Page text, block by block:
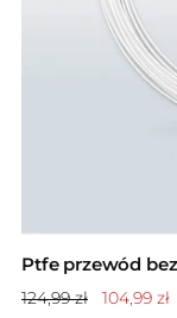
Ptfe przewód
Cena
124,99 zł 104,99 zł